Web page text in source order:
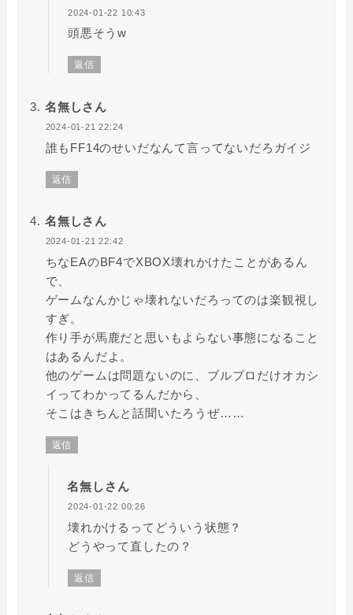
2024-01-22 10:43
頭悪そうw
返信
名無しさん
2024-01-21 22:24
誰もFF14のせいだなんて言ってないだろガイジ
返信
名無しさん
2024-01-21 22:42
ちなEAのBF4でXBOX壊れかけたことがあるん
で、
ゲームなんかじゃ壊れないだろってのは楽観視し
すぎ。
作り手が馬鹿だと思いもよらない事態になること
はあるんだよ。
他のゲームは問題ないのに、ブルプロだけオカシ
イってわかってるんだから、
そこはきちんと話聞いたろうぜ……
返信
名無しさん
2024-01-22 00:26
壊れかけるってどういう状態？
どうやって直したの？
返信